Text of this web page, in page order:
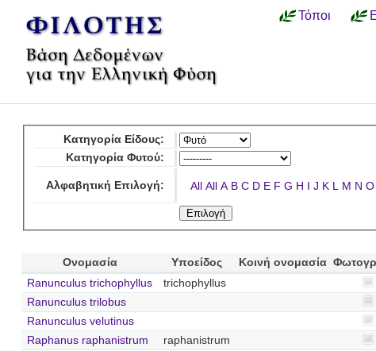
Τόποι
Κατηγορία Είδους:
Κατηγορία Φυτού:
Αλφαβητική Επιλογή: All All A B C D E F G H I J K L M N O
Ονομασία Υποείδος Κοινή ονομασία
Ranunculus trichophyllus
trichophyllus
Ranunculus trilobus
Ranunculus velutinus
Raphanus raphanistrum
raphanistrum